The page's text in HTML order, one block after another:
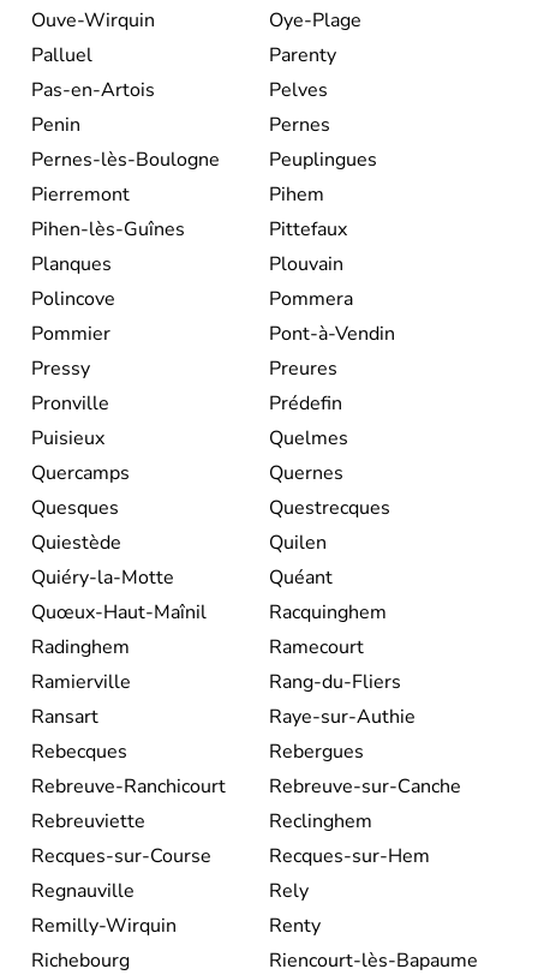
Ouve-Wirquin
Oye-Plage
Palluel
Parenty
Pas-en-Artois
Pelves
Penin
Pernes
Pernes-lès-Boulogne
Peuplingues
Pierremont
Pihem
Pihen-lès-Guînes
Pittefaux
Planques
Plouvain
Polincove
Pommera
Pommier
Pont-à-Vendin
Pressy
Preures
Pronville
Prédefin
Puisieux
Quelmes
Quercamps
Quernes
Quesques
Questrecques
Quiestède
Quilen
Quiéry-la-Motte
Quéant
Quœux-Haut-Maînil
Racquinghem
Radinghem
Ramecourt
Ramierville
Rang-du-Fliers
Ransart
Raye-sur-Authie
Rebecques
Rebergues
Rebreuve-Ranchicourt
Rebreuve-sur-Canche
Rebreuviette
Reclinghem
Recques-sur-Course
Recques-sur-Hem
Regnauville
Rely
Remilly-Wirquin
Renty
Richebourg
Riencourt-lès-Bapaume